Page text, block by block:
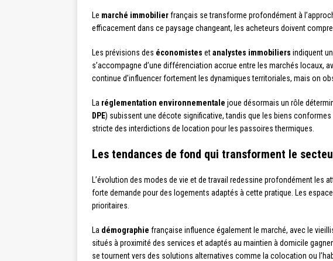
Le marché immobilierfrançais se transforme profondément à
efficacement dans ce paysage changeant, les acheteurs doivent
Les prévisions des économistes etanalystes immobiliers indiquent
s’accompagne d’une différenciation accrue entre les marchés locaux,
continue d’influencer fortement les dynamiques territoriales, mais on
La réglementation environnementale joue désormais un rôle
DPE) subissent une décote significative, tandis que les biens conformes
stricte des interdictions de location pour les passoires thermiques.
Les tendances de fond qui transforment le
L’évolution des modes de vie et de travail redessine profondément les
forte demande pour des logements adaptés à cette pratique. Les
prioritaires.
La démographie française influence également le marché, avec le
situés à proximité des services et adaptés au maintien à domicile
se tournent vers des solutions alternatives comme la colocation ou